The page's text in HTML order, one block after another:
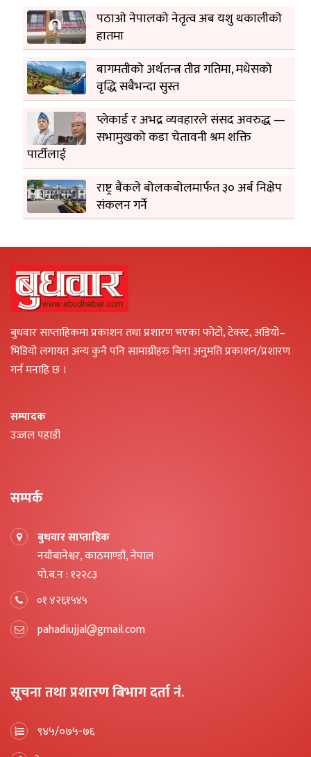
पठाओ नेपालको नेतृत्व अब यशु थकालीको
हातमा
बागमतीको अर्थतन्त्र तीव्र गतिमा, मधेसको
वृद्धि सबैभन्दा सुस्त
प्लेकार्ड र अभद्र व्यवहारले संसद अवरुद्ध —
सभामुखको कडा चेतावनी श्रम शक्ति
पार्टीलाई
राष्ट्र बैंकले बोलकबोलमार्फत ३० अर्ब निक्षेप
संकलन गर्ने
बुधवार साप्ताहिकमा प्रकाशन तथा प्रशारण भएका फोटो, टेक्स्ट, अडियो–
भिडियो लगायत अन्य कुनै पनि सामाग्रीहरु बिना अनुमति प्रकाशन/प्रशारण
गर्न मनाहि छ ।
सम्पादक
उज्जल पहाडी
सम्पर्क
बुधवार साप्ताहिक
नयाँबानेश्वर, काठमाण्डौं, नेपाल
पो.ब.न : १२२८३
०१ ४२६१५४५
pahadiujjal@gmail.com
सूचना तथा प्रशारण बिभाग दर्ता नं.
९४५/०७५-७६